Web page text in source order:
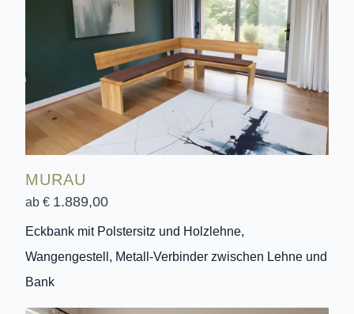
MURAU
ab € 1.889,00
Eckbank mit Polstersitz und Holzlehne,
Wangengestell, Metall-Verbinder zwischen Lehne und
Bank